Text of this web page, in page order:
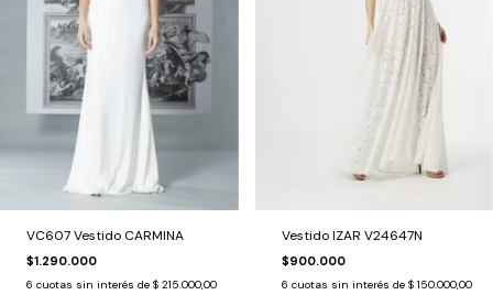
VC607 Vestido CARMINA
$1.290.000
6 cuotas sin interés de $ 215.000,00
Vestido IZAR V24647N
$900.000
6 cuotas sin interés de $ 150.000,00